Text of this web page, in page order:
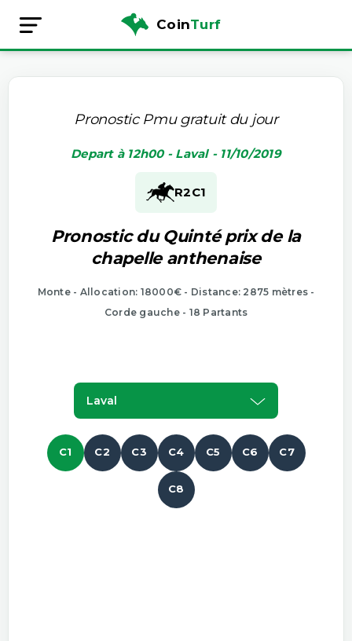
CoinTurf
Pronostic Pmu gratuit du jour
Depart à 12h00 - Laval - 11/10/2019
R2C1
Pronostic du Quinté prix de la
chapelle anthenaise
Monte - Allocation: 18000€ - Distance: 2875 mètres -
Corde gauche - 18 Partants
Laval
C1 C2 C3 C4 C5 C6 C7
C8